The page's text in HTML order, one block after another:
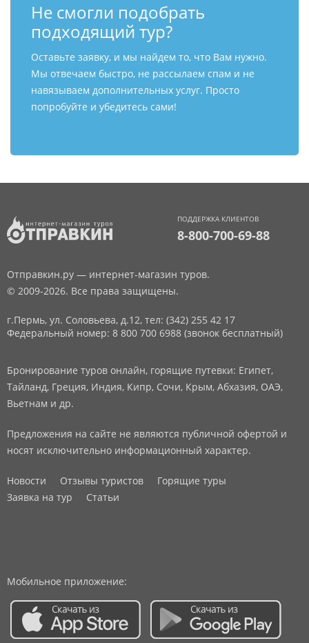
Не смогли подобрать
подходящий тур?
Оставьте заявку, и мы найдем то, что Вам нужно.
Мы отвечаем быстро, не рассылаем спам и не
навязываем дополнительных услуг. Просто
попробуйте и убедитесь сами!
ПОДДЕРЖКА КЛИЕНТОВ
8-800-700-69-88
Отправкин.ру — интернет-магазин туров.
© 2009-2026. Все права защищены.
г.Пермь, ул. Соловьева, д.12, тел: (342) 255 42 17
Федеральный номер: 8 800 700 6988 (звонок бесплатный)
Бронирование туров онлайн, горящие путевки: Египет,
Тайланд, Греция, Индия, Кипр, Сочи, Крым, Абхазия, ОАЭ,
Вьетнам и др.
Предложения на сайте не являются публичной офертой и
носят исключительно информационный характер.
Новости Отзывы туристов
Горящие туры
Заявка на тур
Статьи
Мобильное приложение: